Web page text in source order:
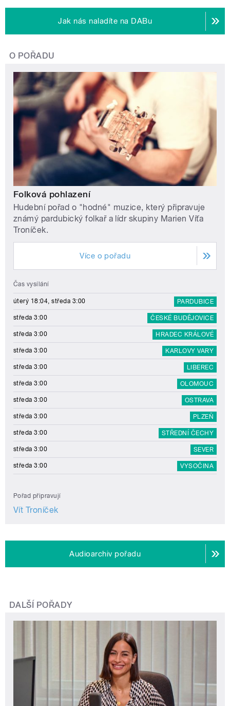
Jak nás naladíte na DABu
O POŘADU
Folková pohlazení
Hudební pořad o "hodné" muzice, který připravuje
známý pardubický folkař a lídr skupiny Marien Víťa
Troníček.
Více o pořadu
Čas vysílání
úterý 18:04, středa 3:00 PARDUBICE
středa 3:00 ČESKÉ BUDĚJOVICE
středa 3:00 HRADEC KRÁLOVÉ
středa 3:00 KARLOVY VARY
středa 3:00 LIBEREC
středa 3:00 OLOMOUC
středa 3:00 OSTRAVA
středa 3:00 PLZEŇ
středa 3:00 STŘEDNÍ ČECHY
středa 3:00 SEVER
středa 3:00 VYSOČINA
Pořad připravují
Vít Troníček
Audioarchiv pořadu
DALŠÍ POŘADY